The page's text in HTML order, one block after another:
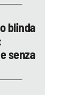
blinda
senza